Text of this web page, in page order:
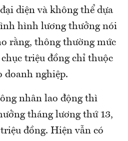
diện và không thể dựa
hình lương thưởng nói
rằng, thông thường mức
triệu đồng chỉ thuộc
doanh nghiệp.
nhân lao động thì
tháng lương thứ 13,
đồng. Hiện vẫn có